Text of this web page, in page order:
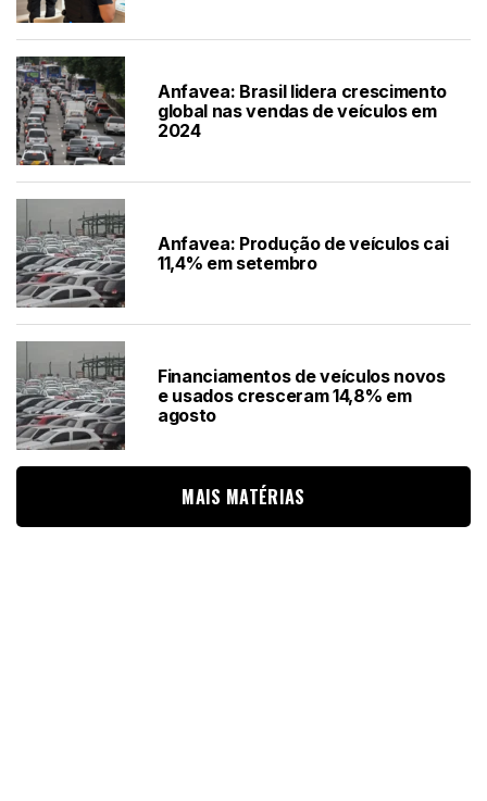
Anfavea: Brasil lidera crescimento
global nas vendas de veículos em
2024
Anfavea: Produção de veículos cai
11,4% em setembro
Financiamentos de veículos novos
e usados cresceram 14,8% em
agosto
MAIS MATÉRIAS